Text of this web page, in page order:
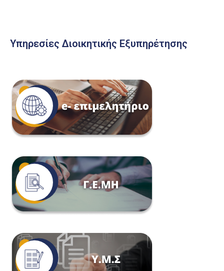
Υπηρεσίες Διοικητικής Εξυπηρέτησης